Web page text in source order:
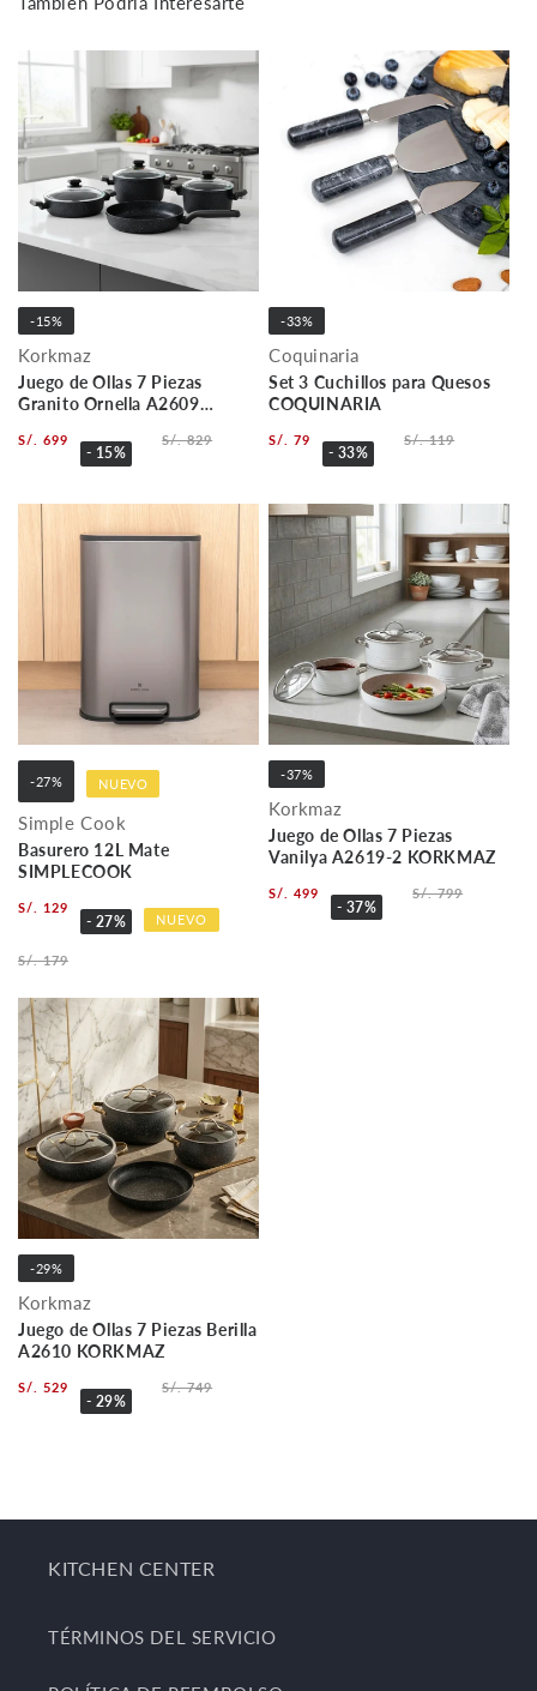
-15%
Korkmaz
Juego de Ollas 7 Piezas
Granito Ornella A2609
S/. 699
- 15%
S/. 829
-33%
Coquinaria
Set 3 Cuchillos para Quesos
COQUINARIA
S/. 79
- 33%
S/. 119
-27% NUEVO
Simple Cook
Basurero 12L Mate
SIMPLECOOK
S/. 129
- 27% NUEVO
S/. 179
-37%
Korkmaz
Juego de Ollas 7 Piezas
Vanilya A2619-2 KORKMAZ
S/. 499
- 37%
S/. 799
-29%
Korkmaz
Juego de Ollas 7 Piezas Berilla
A2610 KORKMAZ
S/. 529
- 29%
S/. 749
KITCHEN CENTER
TÉRMINOS DEL SERVICIO